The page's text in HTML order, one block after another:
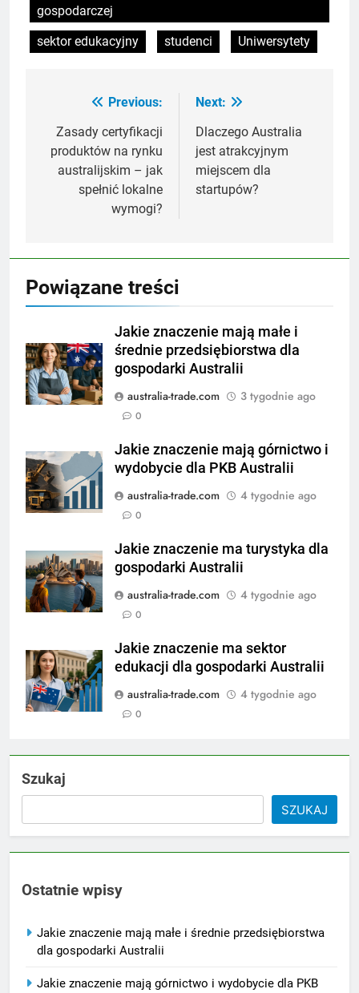
gospodarczej
sektor edukacyjny
studenci Uniwersytety
Nawigacja
wpisu
Previous:
Zasady certyfikacji
produktów na rynku
australijskim – jak
spełnić lokalne
wymogi?
Next:
Dlaczego Australia
jest atrakcyjnym
miejscem dla
startupów?
Powiązane treści
Jakie znaczenie mają małe i
średnie przedsiębiorstwa dla
gospodarki Australii
australia-trade.com
3 tygodnie ago
0
Jakie znaczenie mają górnictwo i
wydobycie dla PKB Australii
australia-trade.com
4 tygodnie ago
0
Jakie znaczenie ma turystyka dla
gospodarki Australii
australia-trade.com
4 tygodnie ago
0
Jakie znaczenie ma sektor
edukacji dla gospodarki Australii
australia-trade.com
4 tygodnie ago
0
Szukaj
SZUKAJ
Ostatnie wpisy
Jakie znaczenie mają małe i średnie przedsiębiorstwa
dla gospodarki Australii
Jakie znaczenie mają górnictwo i wydobycie dla PKB